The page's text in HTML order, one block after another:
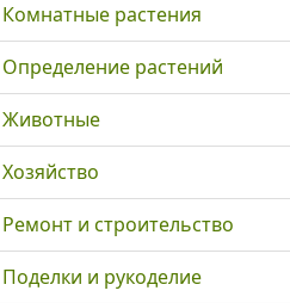
Комнатные растения
Определение растений
Животные
Хозяйство
Ремонт и строительство
Поделки и рукоделие